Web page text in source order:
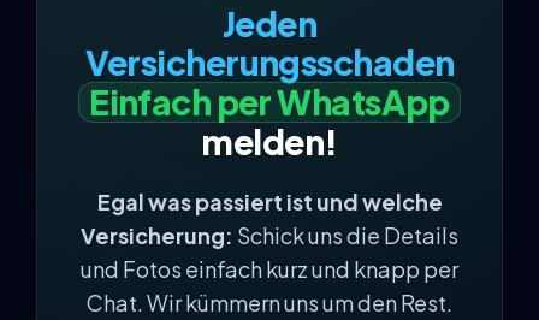
Jeden
Versicherungsschaden
Einfach per WhatsApp
melden!
Egal was passiert ist und welche
Versicherung: Schick uns die Details
und Fotos einfach kurz und knapp per
Chat. Wir kümmern uns um den Rest.